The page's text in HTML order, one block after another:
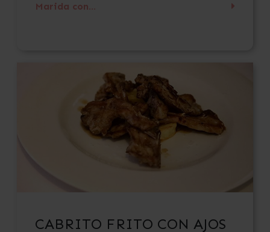
Marida con...
CABRITO FRITO CON AJOS